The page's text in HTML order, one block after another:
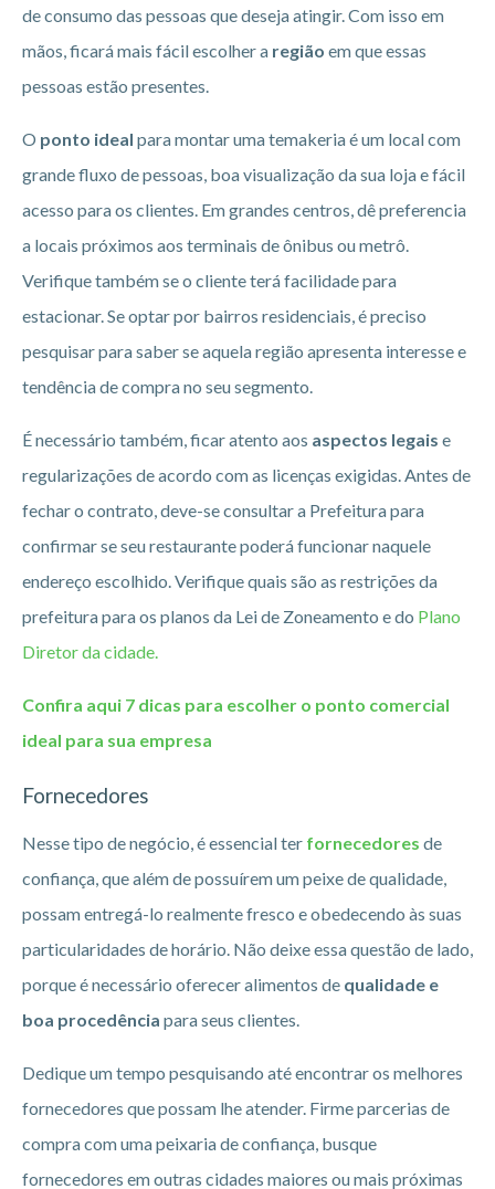
de consumo das pessoas que deseja atingir. Com isso em
mãos, ficará mais fácil escolher a região em que essas
pessoas estão presentes.
O ponto ideal para montar uma temakeria é um local com
grande fluxo de pessoas, boa visualização da sua loja e fácil
acesso para os clientes. Em grandes centros, dê preferencia
a locais próximos aos terminais de ônibus ou metrô.
Verifique também se o cliente terá facilidade para
estacionar. Se optar por bairros residenciais, é preciso
pesquisar para saber se aquela região apresenta interesse e
tendência de compra no seu segmento.
É necessário também, ficar atento aos aspectos legais e
regularizações de acordo com as licenças exigidas. Antes de
fechar o contrato, deve-se consultar a Prefeitura para
confirmar se seu restaurante poderá funcionar naquele
endereço escolhido. Verifique quais são as restrições da
prefeitura para os planos da Lei de Zoneamento e do Plano
Diretor da cidade.
Confira aqui 7 dicas para escolher o ponto comercial
ideal para sua empresa
Fornecedores
Nesse tipo de negócio, é essencial ter fornecedores de
confiança, que além de possuírem um peixe de qualidade,
possam entregá-lo realmente fresco e obedecendo às suas
particularidades de horário. Não deixe essa questão de lado,
porque é necessário oferecer alimentos de qualidade e
boa procedência para seus clientes.
Dedique um tempo pesquisando até encontrar os melhores
fornecedores que possam lhe atender. Firme parcerias de
compra com uma peixaria de confiança, busque
fornecedores em outras cidades maiores ou mais próximas